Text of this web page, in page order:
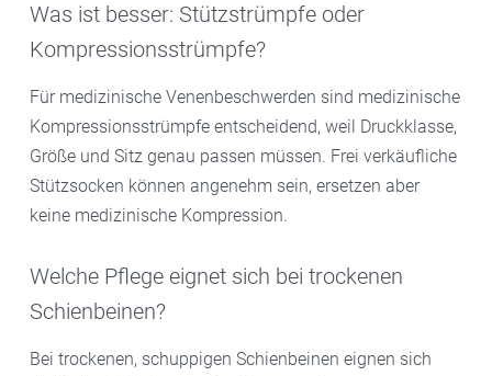
Was ist besser: Stützstrümpfe oder
Kompressionsstrümpfe?
Für medizinische Venenbeschwerden sind medizinische
Kompressionsstrümpfe entscheidend, weil Druckklasse,
Größe und Sitz genau passen müssen. Frei verkäufliche
Stützsocken können angenehm sein, ersetzen aber
keine medizinische Kompression.
Welche Pflege eignet sich bei trockenen
Schienbeinen?
Bei trockenen, schuppigen Schienbeinen eignen sich